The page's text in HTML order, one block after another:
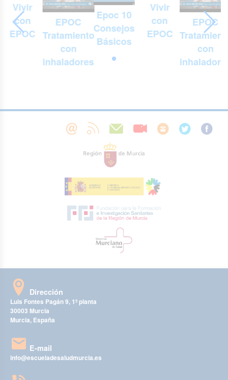
Vivir
con
EPOC
EPOC
Tratamiento
con
inhaladores
Epoc 10
Consejos
Básicos
Vivir
con
EPOC
EPOC
con
Dirección
Luis Fontes Pagán 9, 1ª planta
30003 Murcia
Murcia, España
E-mail
info@escueladesaludmurcia.es